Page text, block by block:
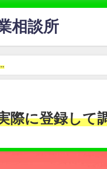
相談所
際に登録して